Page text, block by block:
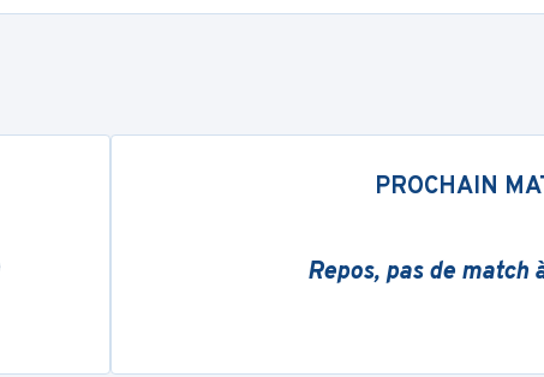
PROCHAIN
Repos, pas de match